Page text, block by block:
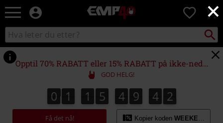
×
EMP
Musikk,
TV
og
gaming
merch
Alternativ
mote
0
Søk
i
katalogen
Søk
Opptil 70% RABATT eller 15% RABATT på ikke-nedsatte varer!*
GOD HELG!
0
0 1
1 1
1 5
5 4
4 9
9 4
4 0
2
1
Få det nå! Kopier koden WEEKEND